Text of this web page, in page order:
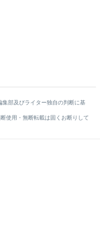
部及びライター独自の判断に基
使用・無断転載は固くお断りして